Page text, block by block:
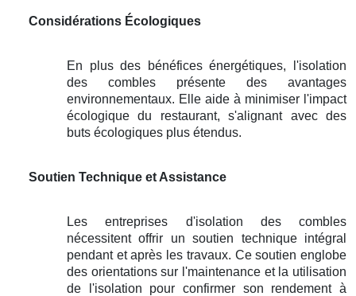
Considérations Écologiques
En plus des bénéfices énergétiques, l'isolation
des combles présente des avantages
environnementaux. Elle aide à minimiser l'impact
écologique du restaurant, s'alignant avec des
buts écologiques plus étendus.
Soutien Technique et Assistance
Les entreprises d'isolation des combles
nécessitent offrir un soutien technique intégral
pendant et après les travaux. Ce soutien englobe
des orientations sur l'maintenance et la utilisation
de l'isolation pour confirmer son rendement à